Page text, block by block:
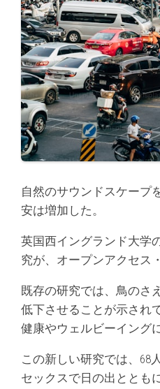
自然のサウンドスケープ
安は増加した。
英国西イングランド大学
究が、オープンアクセス・
既存の研究では、鳥のさ
低下させることが示され
健康やウェルビーイング
この新しい研究では、68
セックスで日の出ととも